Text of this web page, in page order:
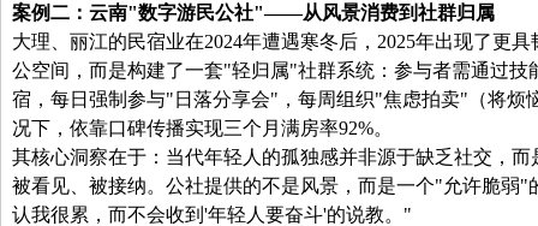
案例二：云南"数字游民公社"——从风景消费到社群归属
大理、丽江的民宿业在2024年遭遇寒冬后，2025年出现了更
公空间，而是构建了一套"轻归属"社群系统：参与者需通过
宿，每日强制参与"日落分享会"，每周组织"焦虑拍卖"（将烦
况下，依靠口碑传播实现三个月满房率92%。
其核心洞察在于：当代年轻人的孤独感并非源于缺乏社交，
被看见、被接纳。公社提供的不是风景，而是一个"允许脆弱
认我很累，而不会收到'年轻人要奋斗'的说教。"